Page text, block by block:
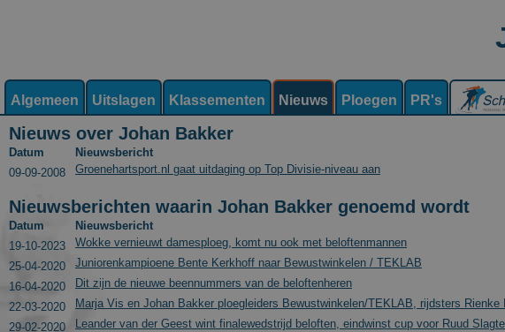
Algemeen Uitslagen Klassementen Nieuws Ploegen PR's
Nieuws over Johan Bakker
Datum
Nieuwsbericht
09-09-2008
Groenehartsport.nl gaat uitdaging op Top Divisie-niveau aan
Nieuwsberichten waarin Johan Bakker genoemd wordt
Datum
Nieuwsbericht
19-10-2023
Wokke vernieuwt damesploeg, komt nu ook met beloftenmannen
25-04-2020
Juniorenkampioene Bente Kerkhoff naar Bewustwinkelen / TEKLAB
16-04-2020
Dit zijn de nieuwe beennummers van de beloftenheren
22-03-2020
Marja Vis en Johan Bakker ploegleiders Bewustwinkelen/TEKLAB, rijdsters
29-02-2020
Leander van der Geest wint finalewedstrijd beloften, eindwinst cup voor Ruud